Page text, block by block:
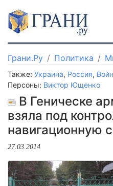
Грани.Ру Политика
Также: Украина, Россия,
Персоны: Виктор Ющенко
В Геническе
взяла под
навигационную
27.03.2014